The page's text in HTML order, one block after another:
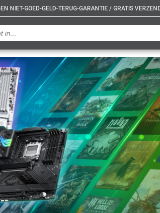
NIET-GOED-GELD-TERUG-GARANTIE / GRATIS